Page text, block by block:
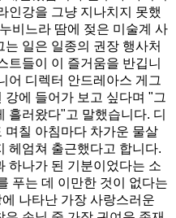
인강을 그냥 지나치지 못했
비느라 땀에 젖은 미술계 사
일은 일종의 권장 행사처
트들이 이 즐거움을 반깁니
어 디렉터 안드레아스 게그
강에 들어가 보고 싶다며 "그
흘러왔다"고 말했습니다. 디
며칠 아침마다 차가운 물살
헤엄쳐 출근했다고 합니다.
하나가 된 기분이었다는 소
푸는 데 이만한 것이 없다는
나타난 가장 사랑스러운